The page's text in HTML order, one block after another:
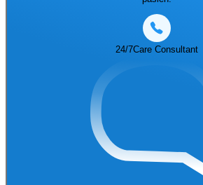
24/7Care Consultant